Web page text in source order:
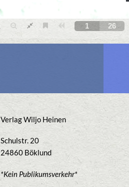
Verlag Wiljo Heinen
Schulstr. 20
24860 Böklund
*Kein Publikumsverkehr*